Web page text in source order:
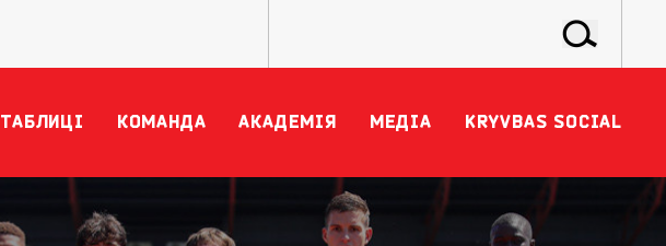
ТАБЛИЦІ КОМАНДА АКАДЕМІЯ МЕДІА KRYVBAS SOCIAL